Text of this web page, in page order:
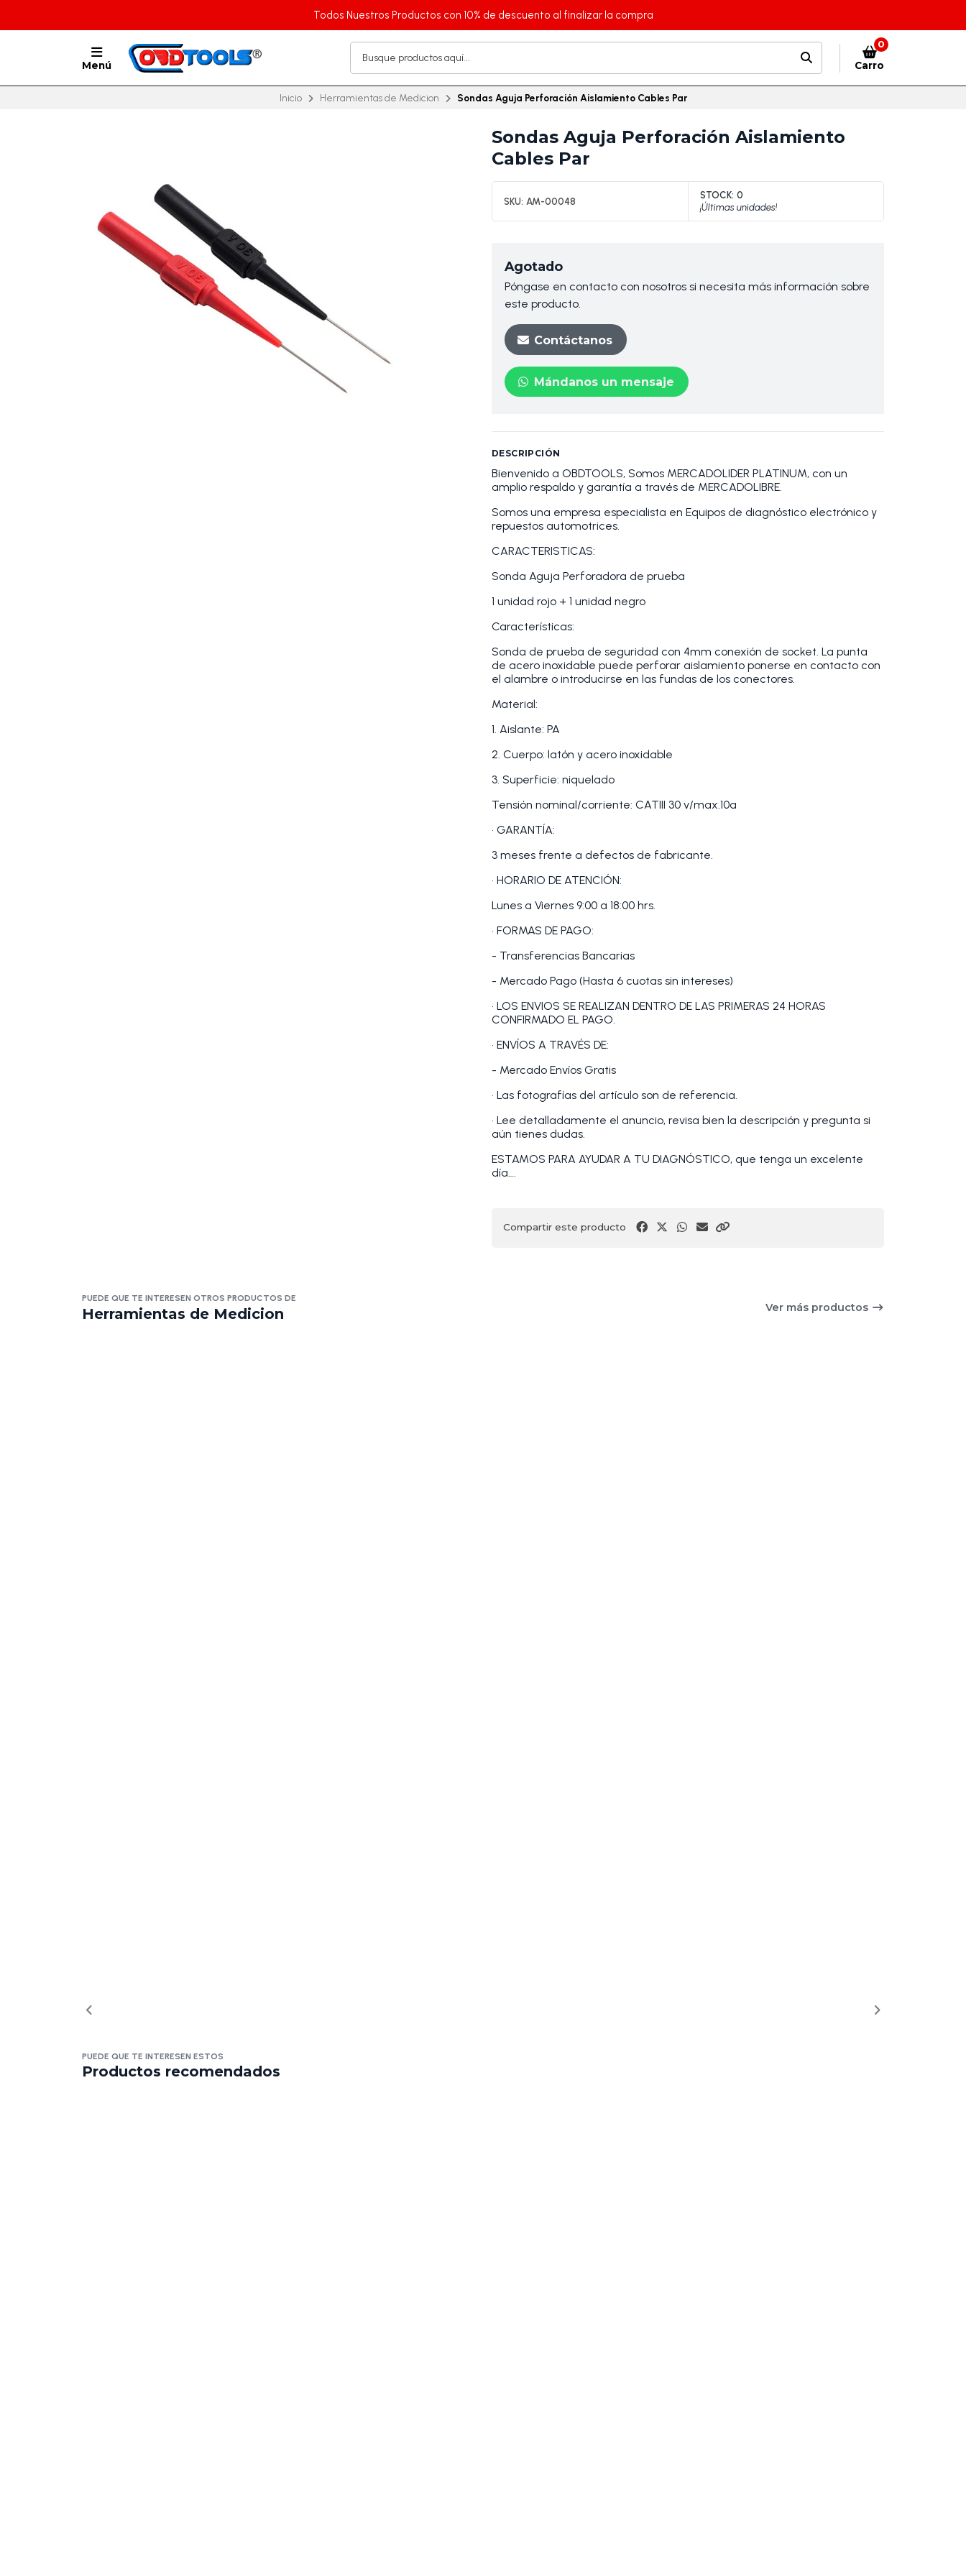
Todos Nuestros Productos con 10% de descuento al finalizar la compra
Menú
0
Carro
Inicio Herramientas de Medicion Sondas Aguja Perforación Aislamiento Cables Par
Sondas Aguja Perforación Aislamiento
Cables Par
SKU: AM-00048
STOCK: 0
¡Últimas unidades!
Agotado
Póngase en contacto con nosotros si necesita más información sobre
este producto.
Contáctanos
Mándanos un mensaje
DESCRIPCIÓN
Bienvenido a OBDTOOLS, Somos MERCADOLIDER PLATINUM, con un
amplio respaldo y garantía a través de MERCADOLIBRE.
Somos una empresa especialista en Equipos de diagnóstico electrónico y
repuestos automotrices.
CARACTERISTICAS:
Sonda Aguja Perforadora de prueba
1 unidad rojo + 1 unidad negro
Características:
Sonda de prueba de seguridad con 4mm conexión de socket. La punta
de acero inoxidable puede perforar aislamiento ponerse en contacto con
el alambre o introducirse en las fundas de los conectores.
Material:
1. Aislante: PA
2. Cuerpo: latón y acero inoxidable
3. Superficie: niquelado
Tensión nominal/corriente: CATIII 30 v/max.10a
• GARANTÍA:
3 meses frente a defectos de fabricante.
• HORARIO DE ATENCIÓN:
Lunes a Viernes 9:00 a 18:00 hrs.
• FORMAS DE PAGO:
- Transferencias Bancarias
- Mercado Pago (Hasta 6 cuotas sin intereses)
• LOS ENVIOS SE REALIZAN DENTRO DE LAS PRIMERAS 24 HORAS
CONFIRMADO EL PAGO.
• ENVÍOS A TRAVÉS DE:
- Mercado Envíos Gratis
• Las fotografías del artículo son de referencia.
• Lee detalladamente el anuncio, revisa bien la descripción y pregunta si
aún tienes dudas.
ESTAMOS PARA AYUDAR A TU DIAGNÓSTICO, que tenga un excelente
día….
Compartir este producto
PUEDE QUE TE INTERESEN OTROS PRODUCTOS DE
Herramientas de Medicion Ver más productos
PUEDE QUE TE INTERESEN ESTOS
Productos recomendados